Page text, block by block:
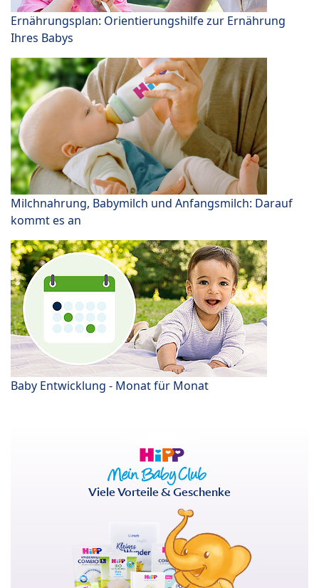
Ernährungsplan: Orientierungshilfe zur Ernährung
Ihres Babys
Milchnahrung, Babymilch und Anfangsmilch: Darauf
kommt es an
Baby Entwicklung - Monat für Monat
Viele Vorteile & Geschenke